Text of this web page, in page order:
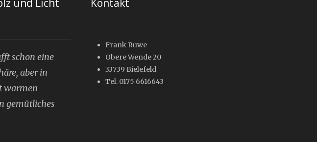
und Licht
schon eine
aber in
warmen
gemütliches
Kontakt
Frank Ruwe
Obere Wende 20
33739 Bielefeld
Tel. 0175 6616643